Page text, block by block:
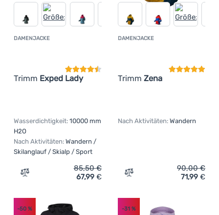
DAMENJACKE
Trimm Exped Lady
Kundenbewertung
Wasserdichtigkeit: 10000 mm
H2O
Nach Aktivitäten: Wandern /
Skilanglauf / Skialp / Sport
Zum Vergleich 'Damenjacke Trimm Exped Lady'
85,50€
67,99 €
DAMENJACKE
Trimm Zena
Nach Aktivitäten: Wandern
Zum Vergleich
90,00€
71,99 €
-50 % -31 %